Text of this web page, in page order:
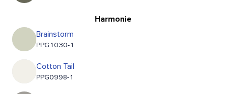
Harmonie
Brainstorm
PPG1030-1
Cotton Tail
PPG0998-1